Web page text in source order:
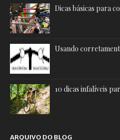
Dicas básicas para
Usando
10 dicas infalíveis
ARQUIVO DO BLOG